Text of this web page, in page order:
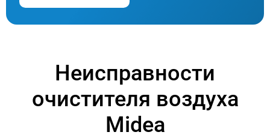
Неисправности
очистителя воздуха
Midea